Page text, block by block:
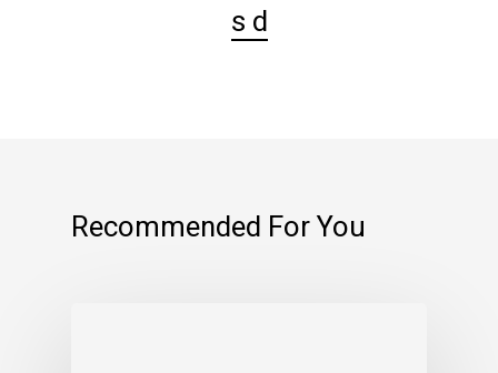
s d
Recommended For You